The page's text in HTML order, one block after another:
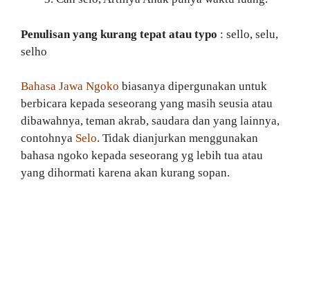
Penulisan yang kurang tepat atau typo : sello, selu,
selho
Bahasa Jawa Ngoko biasanya dipergunakan untuk
berbicara kepada seseorang yang masih seusia atau
dibawahnya, teman akrab, saudara dan yang lainnya,
contohnya Selo. Tidak dianjurkan menggunakan
bahasa ngoko kepada seseorang yg lebih tua atau
yang dihormati karena akan kurang sopan.